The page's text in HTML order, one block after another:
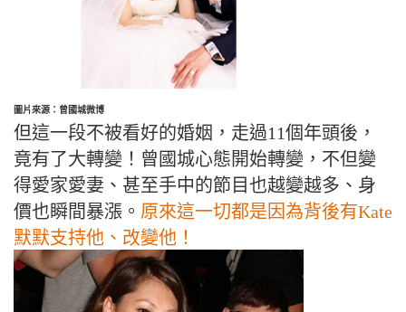
圖片來源：曾國城微博
但這一段不被看好的婚姻，走過11個年頭後，
竟有了大轉變！曾國城心態開始轉變，不但變
得愛家愛妻、甚至手中的節目也越變越多、身
價也瞬間暴漲。 原來這一切都是因為背後有Kate
默默支持他、改變他！